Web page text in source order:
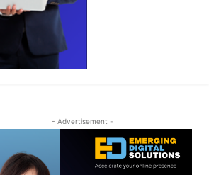
- Advertisement -